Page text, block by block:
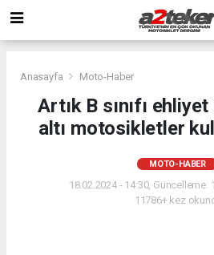
Anasayfa Moto-Haber
Artık B sınıfı
altı motosikletler
MOTO-HABER
18.02.2024 - 14:30, Güncelleme:
11786+ kez